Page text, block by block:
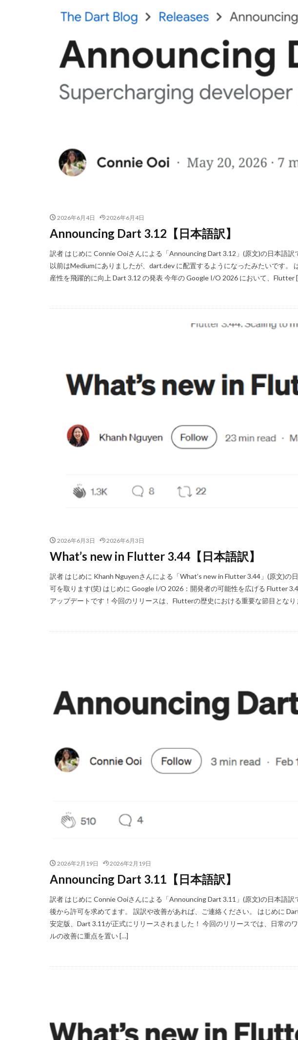
2026年6月4日 2026年6月4日
Announcing Dart 3.12【日本語訳】
訳者 はじめに Connie Ooiさんによる「Announcing Dart 3.12」(原文)の日本語
以前はMediumにありましたが、dart.dev に配置するようになったみたいです。
産性を飛躍的に向上 Dart 3.12 の発表 今年の Google I/O 2026 において、Flutter
2026年6月3日 2026年6月3日
What’s new in Flutter 3.44【日本語訳】
訳者 はじめに Khanh Nguyenさんによる「What’s new in Flutter 3.44」(原文)の
可を取ります(笑) はじめに Google I/O 2026：開発者の可能性を広げる Flutter
アップデートです！今回のリリースは、Flutterの歴史における重要な節目とな
2026年2月19日 2026年2月19日
Announcing Dart 3.11【日本語訳】
訳者 はじめに Connie Ooiさんによる「Announcing Dart 3.11」(原文)の日本語訳
後から許可を求めてます。 誤訳や改善があれば、ご連絡ください。 はじめに
安定版、Dart 3.11が正式にリリースされました！ 今回のリリースでは、日常の
ルの改善に重点を置い […]